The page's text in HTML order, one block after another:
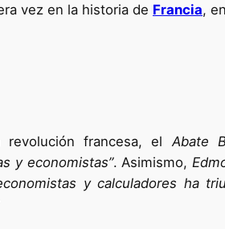
vez en la historia de Francia,
revolución francesa, el Abate
y economistas”. Asimismo,
y calculadores ha